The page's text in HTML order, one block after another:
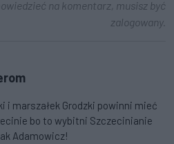
na komentarz, musisz być
zalogowany.
i marszałek Grodzki powinni mieć
bo to wybitni Szczecinianie
Adamowicz!